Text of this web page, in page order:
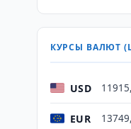
КУРСЫ ВАЛЮТ
USD
EUR